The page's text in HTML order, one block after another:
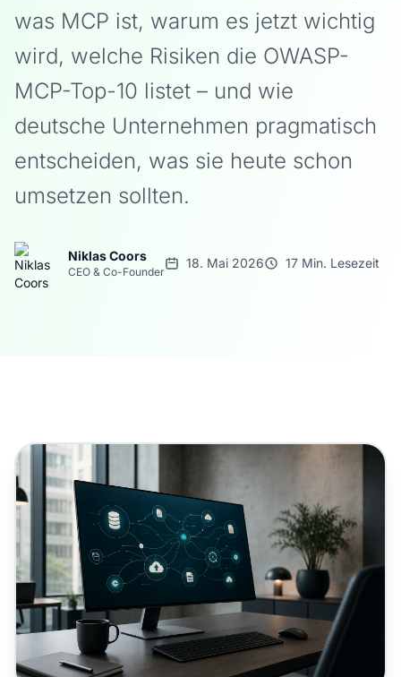
was MCP ist, warum es jetzt wichtig
wird, welche Risiken die OWASP-
MCP-Top-10 listet – und wie
deutsche Unternehmen pragmatisch
entscheiden, was sie heute schon
umsetzen sollten.
Niklas Coors
CEO & Co-Founder
18. Mai 2026 17 Min. Lesezeit